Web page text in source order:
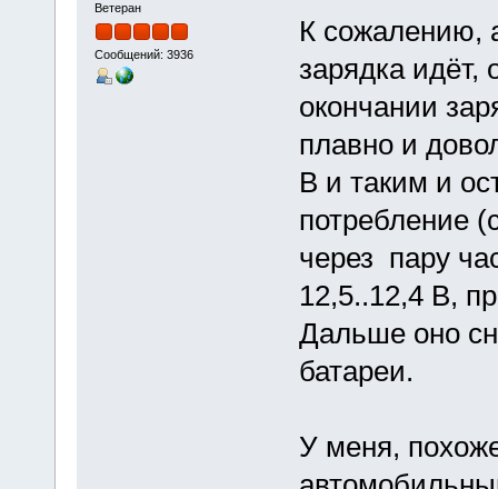
Ветеран
Сообщений: 3936
К сожалению,
зарядка идёт,
окончании
плавно и
В и таким и
потребление
через пару
12,5..12,4 В,
Дальше оно
батареи.
У меня,